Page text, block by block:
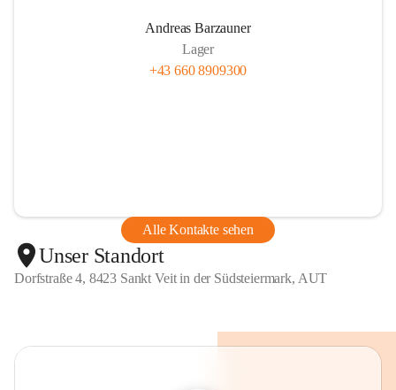
Andreas Barzauner
Lager
+43 660 8909300
Alle Kontakte sehen
Unser Standort
Dorfstraße 4, 8423 Sankt Veit in der Südsteiermark, AUT